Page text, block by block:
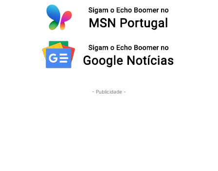
- Publicidade -